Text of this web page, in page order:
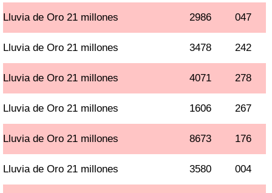
Lluvia de Oro 21 millones 2986 047
Lluvia de Oro 21 millones 3478 242
Lluvia de Oro 21 millones 4071 278
Lluvia de Oro 21 millones 1606 267
Lluvia de Oro 21 millones 8673 176
Lluvia de Oro 21 millones 3580 004